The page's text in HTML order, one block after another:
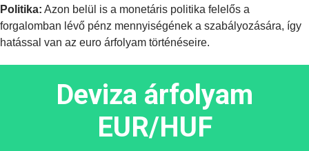
Politika: Azon belül is a monetáris politika felelős a
forgalomban lévő pénz mennyiségének a szabályozására, így
hatással van az euro árfolyam történéseire.
Deviza árfolyam
EUR/HUF